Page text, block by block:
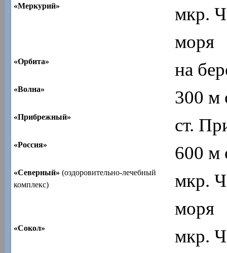
«Меркурий»
мкр.
моря
«Орбита» на
«Волна» 300 м
«Прибрежный» ст.
«Россия» 600 м
«Северный» (оздоровительно-лечебный
комплекс)
мкр.
моря
«Сокол»
мкр.